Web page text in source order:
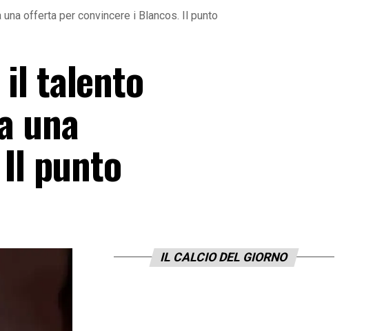
offerta per convincere i Blancos. Il punto
il talento
una
punto
IL CALCIO DEL GIORNO